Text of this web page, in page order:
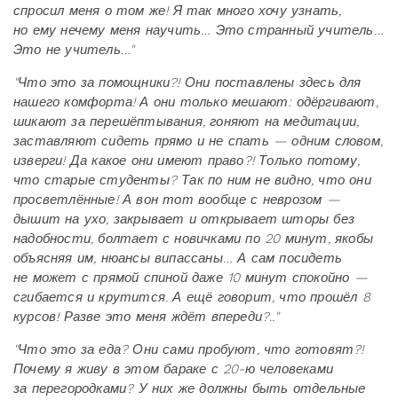
спросил меня о том же! Я так много хочу узнать,
но ему нечему меня научить… Это странный учитель…
Это не учитель…"
"Что это за помощники?! Они поставлены здесь для
нашего комфорта! А они только мешают: одёргивают,
шикают за перешёптывания, гоняют на медитации,
заставляют сидеть прямо и не спать — одним словом,
изверги! Да какое они имеют право?! Только потому,
что старые студенты? Так по ним не видно, что они
просветлённые! А вон тот вообще с неврозом —
дышит на ухо, закрывает и открывает шторы без
надобности, болтает с новичками по 20 минут, якобы
объясняя им, нюансы випассаны… А сам посидеть
не может с прямой спиной даже 10 минут спокойно —
сгибается и крутится. А ещё говорит, что прошёл 8
курсов! Разве это меня ждёт впереди?.."
"Что это за еда? Они сами пробуют, что готовят?!
Почему я живу в этом бараке с 20-ю человеками
за перегородками? У них же должны быть отдельные